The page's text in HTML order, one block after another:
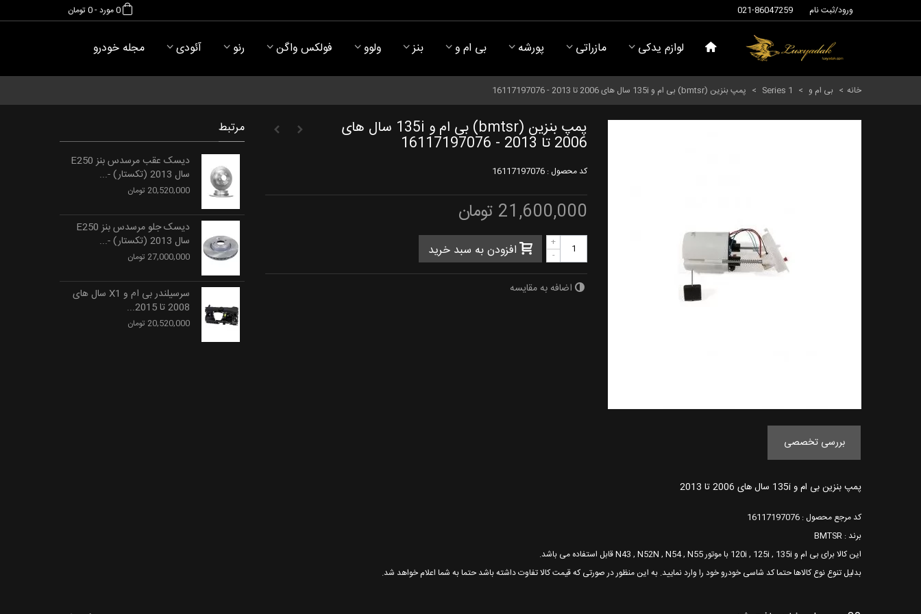
021-86047259 ورود/ثبت نام 0مورد-0 تومان
لوازم یدکی مازراتی پورشه بی ام و بنز ولوو فولکس واگن رنو آئودی مجله خودرو
خانه > بی ام و >
Series 1
> پمپ بنزین (bmtsr) بی ام و 135i سال های 2006 تا 2013 - 16117197076
پمپ بنزین (bmtsr) بی ام و 135i سال های
2006 تا 2013 - 16117197076
کد محصول : 16117197076
21,600,000 تومان
-
+ افزودن به سبد خرید
اضافه به مقایسه
مرتبط
دیسک عقب مرسدس بنز E250
سال 2013 (تکستار) -...
20,520,000 تومان
دیسک جلو مرسدس بنز E250
سال 2013 (تکستار) -...
27,000,000 تومان
سرسیلندر بی ام و X1 سال های
2008 تا 2015...
20,520,000 تومان
بررسی تخصصی
پمپ بنزین بی ام و 135i سال های 2006 تا 2013
کد مرجع محصول : 16117197076
برند : BMTSR
این کالا برای بی ام و 120i , 125i , 135i با موتور N43 , N52N , N54 , N55 قابل استفاده می باشد.
بدلیل تنوع نوع کالاها حتما کد شاسی خودرو خود را وارد نمایید. به این منظور در صورتی که قیمت کالا تفاوت داشته باشد حتما به شما اعلام خواهد شد.